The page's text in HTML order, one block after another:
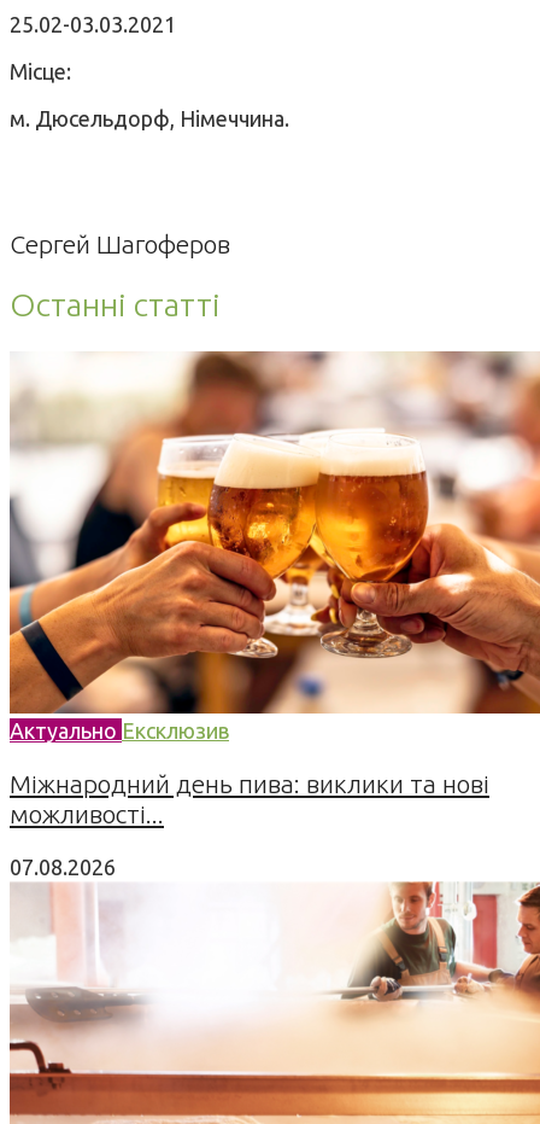
25.02-03.03.2021
Місце:
м. Дюсельдорф, Німеччина.
Сергей Шагоферов
Останні статті
Актуально Ексклюзив
Міжнародний день пива: виклики та нові
можливості...
07.08.2026